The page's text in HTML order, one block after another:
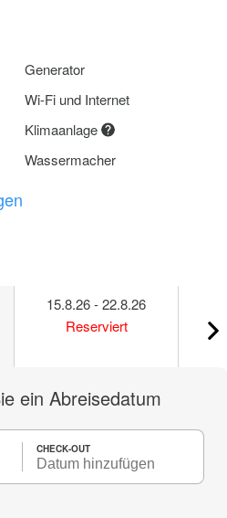
Generator
Wi-Fi und Internet
Klimaanlage
Wassermacher
15.8.26 - 22.8.26
Reserviert
ein Abreisedatum
CHECK-OUT